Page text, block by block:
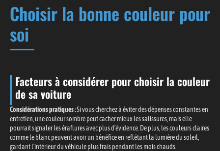
Choisir la bonne couleur pour
soi
Facteurs à considérer pour choisir la couleur
de sa voiture
Considérations pratiques :Si vous cherchez à éviter des dépenses constantes en
entretien, une couleur sombre peut cacher mieux les salissures, mais elle
pourrait signaler les éraflures avec plus d’évidence. De plus, les couleurs claires
comme le blanc peuvent avoir un bénéfice en reflétant la lumière du soleil,
gardant l’intérieur du véhicule plus frais pendant les mois chauds.